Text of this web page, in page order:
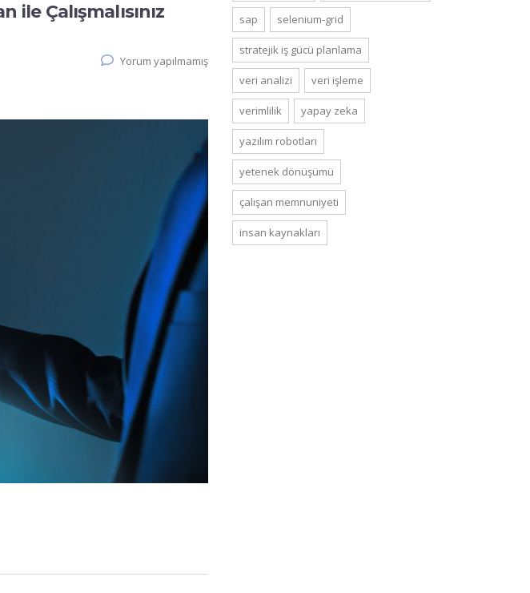
Çalışmalısınız
Yorum yapılmamış
sap selenium-grid
stratejik i̇ş gücü planlama
veri analizi veri işleme
verimlilik yapay zeka
yazılım robotları
yetenek dönüşümü
çalışan memnuniyeti
i̇nsan kaynakları